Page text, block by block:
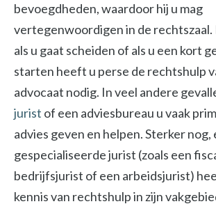
bevoegdheden, waardoor hij u mag
vertegenwoordigen in de
als u gaat scheiden of als u een kort
starten heeft u perse de rechtshulp
advocaat nodig. In veel andere
jurist of een adviesbureau u vaak
advies geven en helpen. Sterker nog,
gespecialiseerde jurist (zoals een
bedrijfsjurist of een arbeidsjurist)
kennis van rechtshulp in zijn